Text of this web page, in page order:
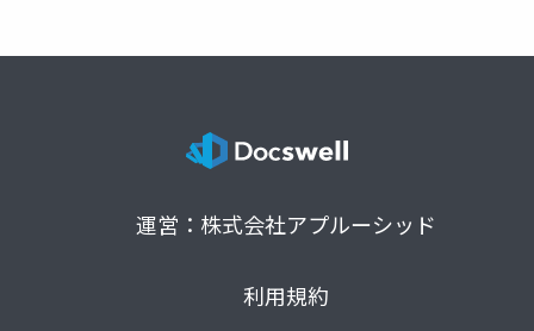
運営：株式会社アプルーシッド
利用規約